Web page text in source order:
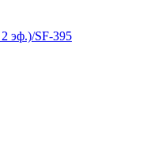
эф.)/SF-395